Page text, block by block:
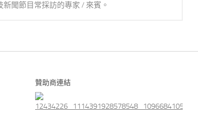
聞節目常採訪的專家 / 來賓。
贊助商連結